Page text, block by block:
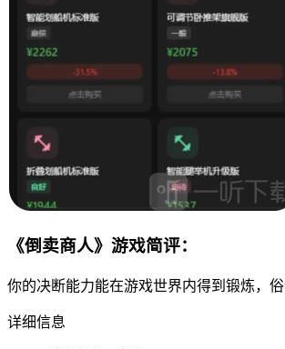
《倒卖商人》游戏简评：
你的决断能力能在游戏世界内得到锻炼，
详细信息